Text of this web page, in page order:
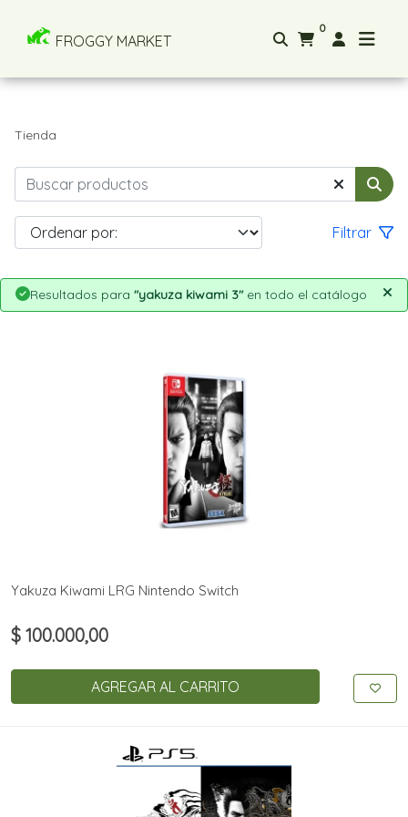
FROGGY MARKET
0
Tienda
Filtrar
Resultados para "yakuza kiwami 3"en todo el catálogo
Yakuza Kiwami LRG Nintendo Switch
$ 100.000,00
AGREGAR AL CARRITO